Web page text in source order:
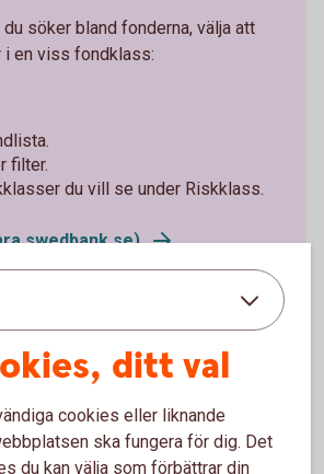
du söker bland fonderna, välja att
i en viss fondklass:
filter.
du vill se under Riskklass.
av fonder och
ditt val
cookies eller liknande
ska fungera för dig. Det
du kan välja som förbättrar din